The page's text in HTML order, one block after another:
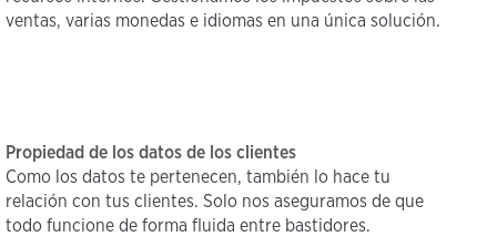
ventas, varias monedas e idiomas en una única solución.
Propiedad de los datos de los clientes
Como los datos te pertenecen, también lo hace tu
relación con tus clientes. Solo nos aseguramos de que
todo funcione de forma fluida entre bastidores.